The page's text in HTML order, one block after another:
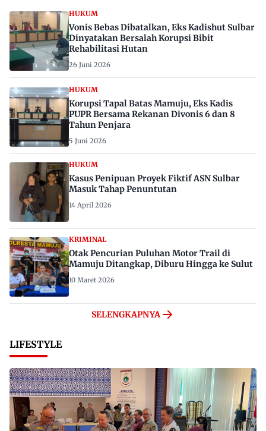
HUKUM
Vonis Bebas Dibatalkan, Eks Kadishut Sulbar
Dinyatakan Bersalah Korupsi Bibit
Rehabilitasi Hutan
26 Juni 2026
HUKUM
Korupsi Tapal Batas Mamuju, Eks Kadis
PUPR Bersama Rekanan Divonis 6 dan 8
Tahun Penjara
5 Juni 2026
HUKUM
Kasus Penipuan Proyek Fiktif ASN Sulbar
Masuk Tahap Penuntutan
14 April 2026
KRIMINAL
Otak Pencurian Puluhan Motor Trail di
Mamuju Ditangkap, Diburu Hingga ke Sulut
10 Maret 2026
SELENGKAPNYA
LIFESTYLE